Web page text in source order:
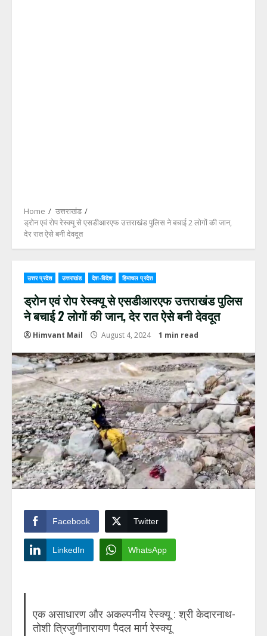
Home
उत्तराखंड
ड्रोन एवं रोप रेस्क्यू से एसडीआरएफ उत्तराखंड पुलिस ने बचाई 2 लोगों की जान,
देर रात ऐसे बनी देवदूत
उत्तर प्रदेश उत्तराखंड देश-विदेश हिमाचल प्रदेश
ड्रोन एवं रोप रेस्क्यू से एसडीआरएफ उत्तराखंड पुलिस
ने बचाई 2 लोगों की जान, देर रात ऐसे बनी देवदूत
Himvant Mail August 4, 2024 1 min read
Facebook Twitter
LinkedIn WhatsApp
एक असाधारण और अकल्पनीय रेस्क्यू : श्री केदारनाथ-
तोशी त्रिजुगीनारायण पैदल मार्ग रेस्क्यू